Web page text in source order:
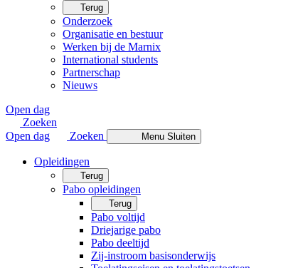
Terug
Onderzoek
Organisatie en bestuur
Werken bij de Marnix
International students
Partnerschap
Nieuws
Open dag
Zoeken
Open dag
Zoeken Menu Sluiten
Opleidingen
Terug
Pabo opleidingen
Terug
Pabo voltijd
Driejarige pabo
Pabo deeltijd
Zij-instroom basisonderwijs